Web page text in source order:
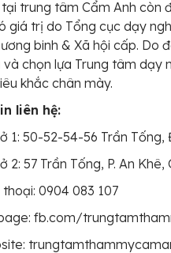
trung tâm Cẩm Anh còn
giá trị do Tổng cục dạy
binh & Xã hội cấp. Do
chọn lựa Trung tâm dạy
khắc chân mày.
liên hệ:
1: 50-52-54-56 Trần Tống,
2: 57 Trần Tống, P. An
0904 083 107
fb.com/